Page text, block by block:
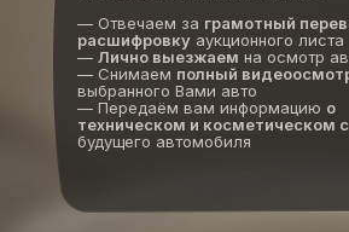
— Отвечаем за грамотный
расшифровку аукционного листа
— Лично выезжаем на осмотр
— Снимаем полный
выбранного Вами авто
— Передаём вам информацию о
техническом и косметическом
будущего автомобиля